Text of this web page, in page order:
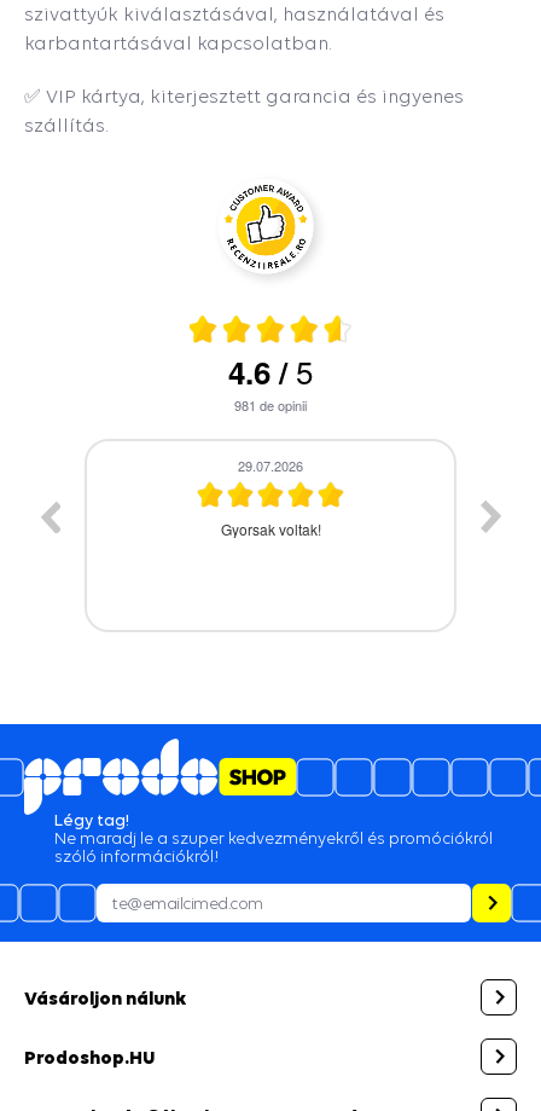
szivattyúk kiválasztásával, használatával és
karbantartásával kapcsolatban.
✅ VIP kártya, kiterjesztett garancia és ingyenes
szállítás.
4.6/5
981 de opinii
28.07.2026
A termék időbe megérkezett,gyors kiszolgálás.
Légy tag!
Ne maradj le a szuper kedvezményekről és promóciókról
szóló információkról!
Vásároljon nálunk
Prodoshop.HU